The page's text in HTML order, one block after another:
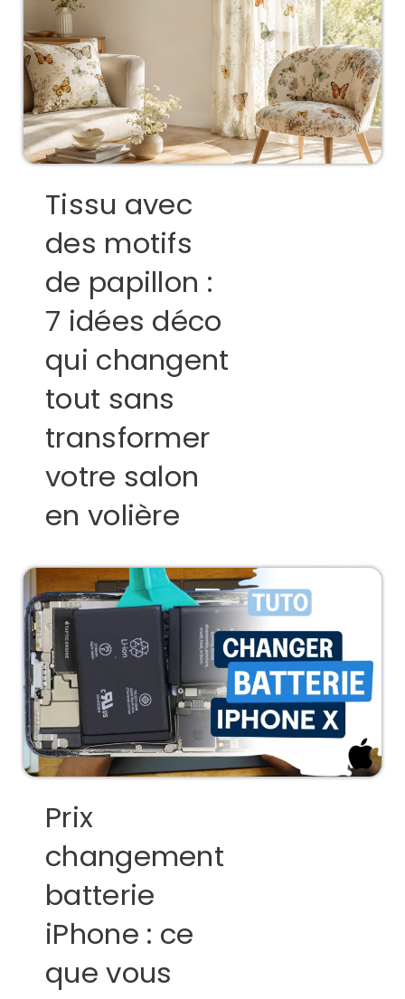
Tissu avec
des motifs
de papillon :
7 idées déco
qui changent
tout sans
transformer
votre salon
en volière
Prix
changement
batterie
iPhone : ce
que vous